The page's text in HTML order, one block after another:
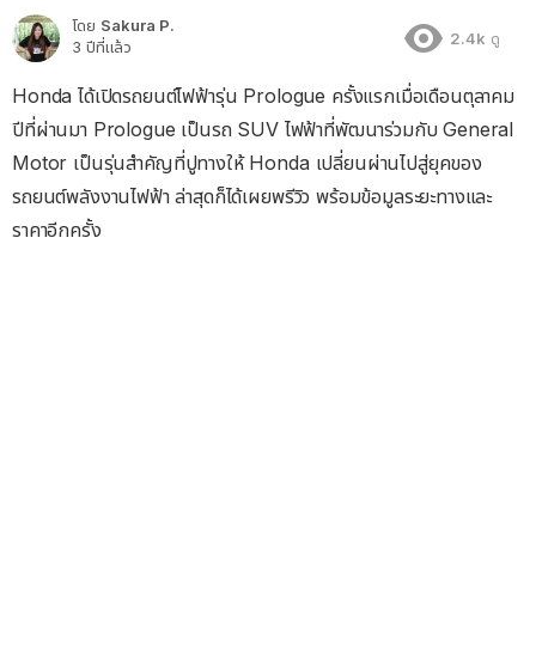
โดย Sakura P.
3 ปีที่แล้ว
2.4k ดู
Honda ได้เปิดรถยนต์ไฟฟ้ารุ่น Prologue ครั้งแรกเมื่อเดือนตุลาคม
ปีที่ผ่านมา Prologue เป็นรถ SUV ไฟฟ้าที่พัฒนาร่วมกับ General
Motor เป็นรุ่นสำคัญที่ปูทางให้ Honda เปลี่ยนผ่านไปสู่ยุคของ
รถยนต์พลังงานไฟฟ้า ล่าสุดก็ได้เผยพรีวิว พร้อมข้อมูลระยะทางและ
ราคาอีกครั้ง